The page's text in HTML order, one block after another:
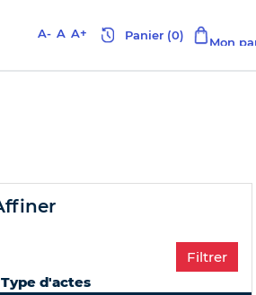
A- A A+
affiner
Type d'actes